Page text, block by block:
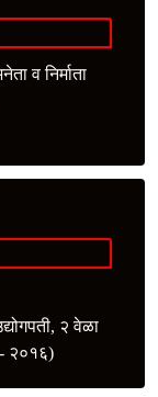
व निर्माता
२ वेळा
२०१६)